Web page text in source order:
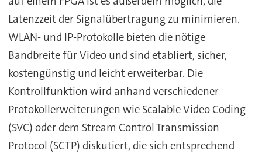
Latenzzeit der Signalübertragung zu minimieren.
WLAN- und IP-Protokolle bieten die nötige
Bandbreite für Video und sind etabliert, sicher,
kostengünstig und leicht erweiterbar. Die
Kontrollfunktion wird anhand verschiedener
Protokollerweiterungen wie Scalable Video Coding
(SVC) oder dem Stream Control Transmission
Protocol (SCTP) diskutiert, die sich entsprechend